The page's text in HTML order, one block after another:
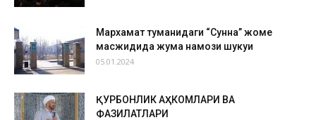
Мархамат туманидаги “Сунна” жоме
масжидида жума намози шукуҳи
05.01.2024
ҚУРБОНЛИК АҲКОМЛАРИ ВА
ФАЗИЛАТЛАРИ